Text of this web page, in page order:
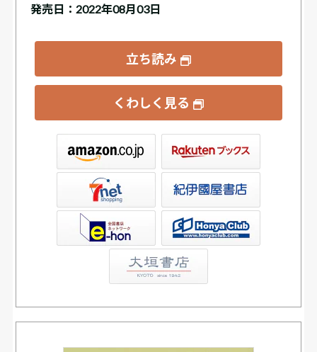
発売日：2022年08月03日
立ち読み
くわしく見る
書店ウェブストア